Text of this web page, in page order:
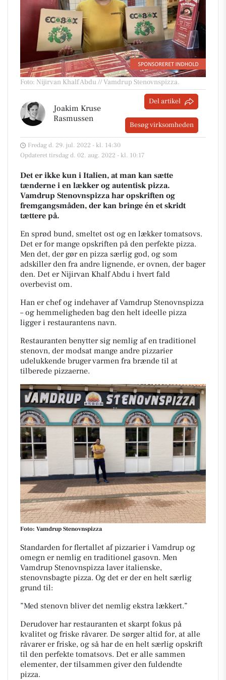
Foto: Nijirvan Khalf Abdu // Vamdrup Stenovnspizza.
Joakim Kruse
Rasmussen
Del artikel
Besøg virksomheden
Fredag d. 29. jul. 2022 - kl. 14:30
Opdateret tirsdag d. 02. aug. 2022 - kl. 10:17
Det er ikke kun i Italien, at man kan sætte
tænderne i en lækker og autentisk pizza.
Vamdrup Stenovnspizza har opskriften og
fremgangsmåden, der kan bringe én et skridt
tættere på.
En sprød bund, smeltet ost og en lækker tomatsovs.
Det er for mange opskriften på den perfekte pizza.
Men det, der gør en pizza særlig god, og som
adskiller den fra andre lignende, er ovnen, der bager
den. Det er Nijirvan Khalf Abdu i hvert fald
overbevist om.
Han er chef og indehaver af Vamdrup Stenovnspizza
– og hemmeligheden bag den helt ideelle pizza
ligger i restaurantens navn.
Restauranten benytter sig nemlig af en traditionel
stenovn, der modsat mange andre pizzarier
udelukkende bruger varmen fra brænde til at
tilberede pizzaerne.
Foto: Vamdrup Stenovnspizza
Standarden for flertallet af pizzarier i Vamdrup og
omegn er nemlig en traditionel gasovn. Men
Vamdrup Stenovnspizza laver italienske,
stenovnsbagte pizza. Og det er der en helt særlig
grund til:
”Med stenovn bliver det nemlig ekstra lækkert.”
Derudover har restauranten et skarpt fokus på
kvalitet og friske råvarer. De sørger altid for, at alle
råvarer er friske, og så har de en helt særlig opskrift
til den perfekte tomatsovs. Det er alle sammen
elementer, der tilsammen giver den fuldendte
pizza.